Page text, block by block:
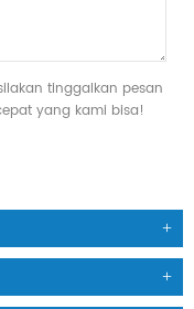
tinggalkan pesan
yang kami bisa!